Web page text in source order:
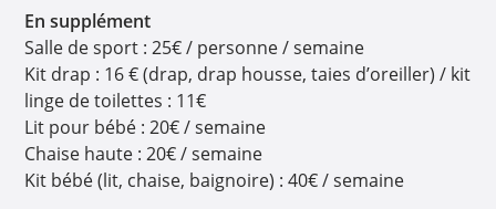
En supplément
Salle de sport : 25€ / personne / semaine
Kit drap : 16 € (drap, drap housse, taies d’oreiller) / kit
linge de toilettes : 11€
Lit pour bébé : 20€ / semaine
Chaise haute : 20€ / semaine
Kit bébé (lit, chaise, baignoire) : 40€ / semaine